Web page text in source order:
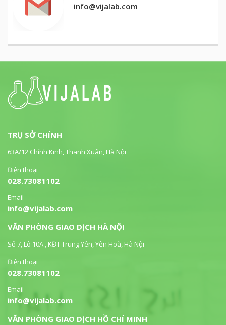
info@vijalab.com
TRỤ SỞ CHÍNH
63A/12 Chính Kinh, Thanh Xuân, Hà Nội
Điện thoại
028.73081102
Email
info@vijalab.com
VĂN PHÒNG GIAO DỊCH HÀ NỘI
Số 7, Lô 10A , KĐT Trung Yên, Yên Hoà, Hà Nội
Điện thoại
028.73081102
Email
info@vijalab.com
VĂN PHÒNG GIAO DỊCH HỒ CHÍ MINH